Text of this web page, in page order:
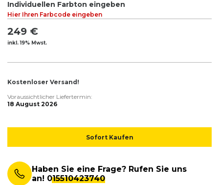
Individuellen Farbton eingeben
Hier Ihren Farbcode eingeben
249 €
inkl. 19% Mwst.
Kostenloser Versand!
Voraussichtlicher Liefertermin:
18 August 2026
Sofort Kaufen
Haben Sie eine Frage? Rufen Sie uns
an! 015510423740